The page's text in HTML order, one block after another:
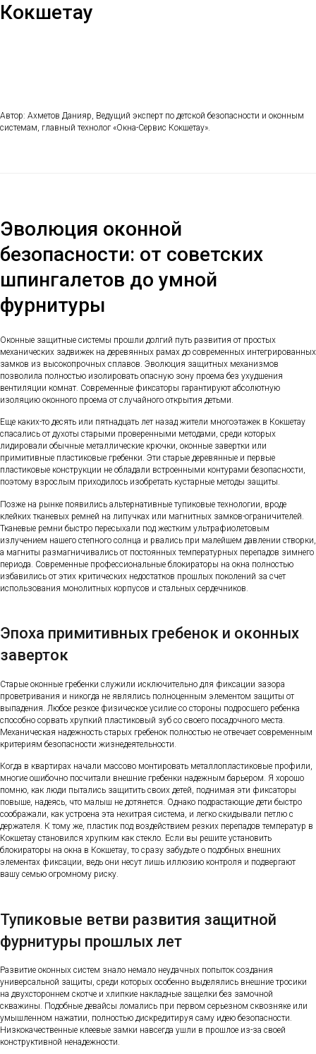
Кокшетау
Автор: Ахметов Данияр, Ведущий эксперт по детской безопасности и оконным
системам, главный технолог «Окна-Сервис Кокшетау».
Эволюция оконной
безопасности: от советских
шпингалетов до умной
фурнитуры
Оконные защитные системы прошли долгий путь развития от простых
механических задвижек на деревянных рамах до современных интегрированных
замков из высокопрочных сплавов. Эволюция защитных механизмов
позволила полностью изолировать опасную зону проема без ухудшения
вентиляции комнат. Современные фиксаторы гарантируют абсолютную
изоляцию оконного проема от случайного открытия детьми.
Еще каких-то десять или пятнадцать лет назад жители многоэтажек в Кокшетау
спасались от духоты старыми проверенными методами, среди которых
лидировали обычные металлические крючки, оконные завертки или
примитивные пластиковые гребенки. Эти старые деревянные и первые
пластиковые конструкции не обладали встроенными контурами безопасности,
поэтому взрослым приходилось изобретать кустарные методы защиты.
Позже на рынке появились альтернативные тупиковые технологии, вроде
клейких тканевых ремней на липучках или магнитных замков-ограничителей.
Тканевые ремни быстро пересыхали под жестким ультрафиолетовым
излучением нашего степного солнца и рвались при малейшем давлении створки,
а магниты размагничивались от постоянных температурных перепадов зимнего
периода. Современные профессиональные блокираторы на окна полностью
избавились от этих критических недостатков прошлых поколений за счет
использования монолитных корпусов и стальных сердечников.
Эпоха примитивных гребенок и оконных
заверток
Старые оконные гребенки служили исключительно для фиксации зазора
проветривания и никогда не являлись полноценным элементом защиты от
выпадения. Любое резкое физическое усилие со стороны подросшего ребенка
способно сорвать хрупкий пластиковый зуб со своего посадочного места.
Механическая надежность старых гребенок полностью не отвечает современным
критериям безопасности жизнедеятельности.
Когда в квартирах начали массово монтировать металлопластиковые профили,
многие ошибочно посчитали внешние гребенки надежным барьером. Я хорошо
помню, как люди пытались защитить своих детей, поднимая эти фиксаторы
повыше, надеясь, что малыш не дотянется. Однако подрастающие дети быстро
соображали, как устроена эта нехитрая система, и легко скидывали петлю с
держателя. К тому же, пластик под воздействием резких перепадов температур в
Кокшетау становился хрупким как стекло. Если вы решите установить
блокираторы на окна в Кокшетау, то сразу забудьте о подобных внешних
элементах фиксации, ведь они несут лишь иллюзию контроля и подвергают
вашу семью огромному риску.
Тупиковые ветви развития защитной
фурнитуры прошлых лет
Развитие оконных систем знало немало неудачных попыток создания
универсальной защиты, среди которых особенно выделялись внешние тросики
на двухстороннем скотче и хлипкие накладные защелки без замочной
скважины. Подобные девайсы ломались при первом серьезном сквозняке или
умышленном нажатии, полностью дискредитируя саму идею безопасности.
Низкокачественные клеевые замки навсегда ушли в прошлое из-за своей
конструктивной ненадежности.